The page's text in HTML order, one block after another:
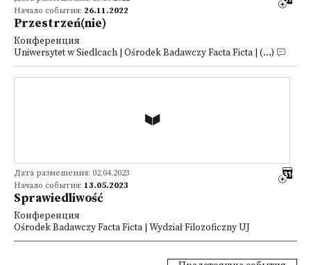
Начало события: 26.11.2022
Przestrzeń(nie)
Конференция
Uniwersytet w Siedlcach | Ośrodek Badawczy Facta Ficta | (...)
Дата размещения: 02.04.2023
Начало события: 13.05.2023
Sprawiedliwość
Конференция
Ośrodek Badawczy Facta Ficta | Wydział Filozoficzny UJ